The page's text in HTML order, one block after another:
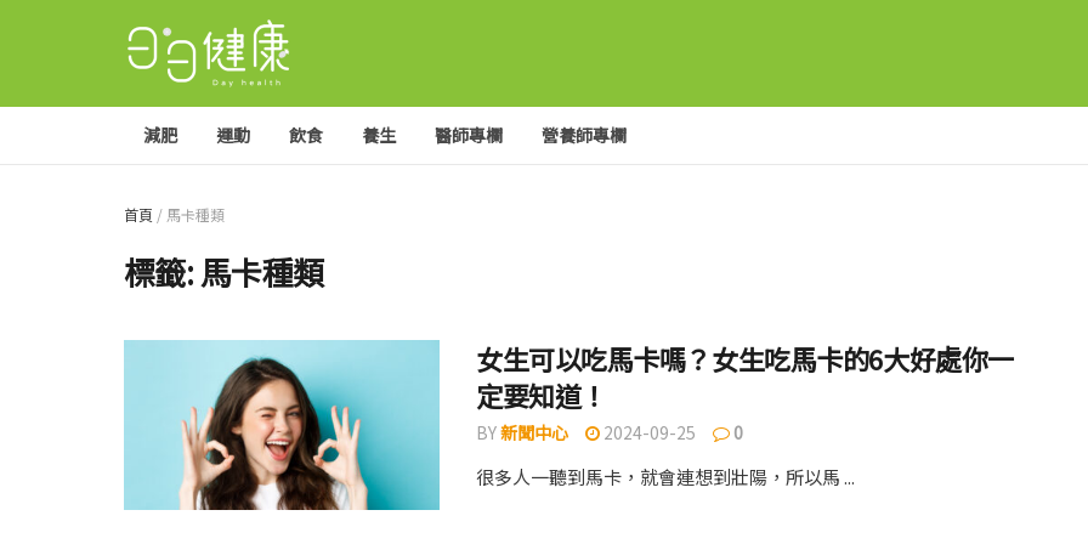
減肥 運動 飲食 養生 醫師專欄 營養師專欄
首頁 / 馬卡種類
標籤:馬卡種類
女生可以吃馬卡嗎？女生吃馬卡的6大好處你一
定要知道！
BY新聞中心 2024-09-25 0
很多人一聽到馬卡，就會連想到壯陽，所以馬 ...